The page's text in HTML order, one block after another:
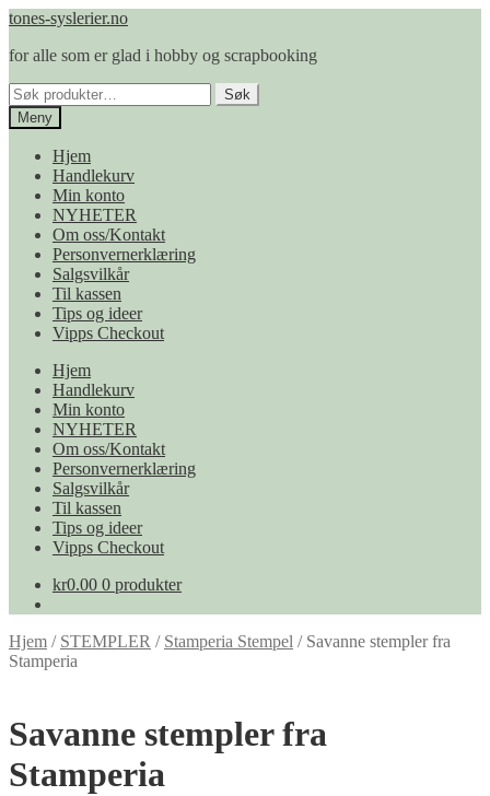
Hopp
navigasjon
Hopp
innhold
tones-syslerier.no
for alle som er glad i hobby og scrapbooking
Søk
etter:
Søk
Meny
Hjem
Handlekurv
Min konto
NYHETER
Om oss/Kontakt
Personvernerklæring
Salgsvilkår
Til kassen
Tips og ideer
Vipps Checkout
Hjem
Handlekurv
Min konto
NYHETER
Om oss/Kontakt
Personvernerklæring
Salgsvilkår
Til kassen
Tips og ideer
Vipps Checkout
kr0.00 0 produkter
Hjem / STEMPLER / Stamperia Stempel / Savanne stempler fra
Stamperia
Savanne stempler fra
Stamperia